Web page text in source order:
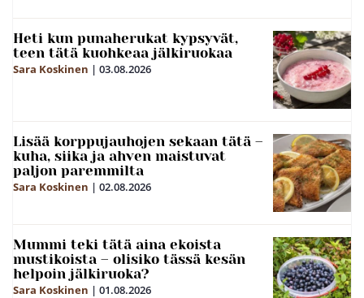
Heti kun punaherukat kypsyvät,
teen tätä kuohkeaa jälkiruokaa
Sara Koskinen | 03.08.2026
Lisää korppujauhojen sekaan tätä –
kuha, siika ja ahven maistuvat
paljon paremmilta
Sara Koskinen | 02.08.2026
Mummi teki tätä aina ekoista
mustikoista – olisiko tässä kesän
helpoin jälkiruoka?
Sara Koskinen | 01.08.2026